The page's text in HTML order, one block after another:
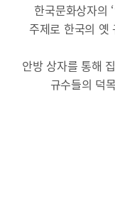
한국문화상자의
주제로 한국의 옛
안방 상자를 통해
규수들의 덕